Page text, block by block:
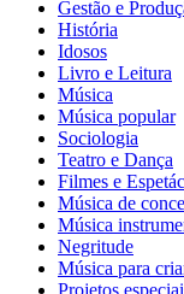
Gestão e
História
Idosos
Livro e Leitura
Música
Música popular
Sociologia
Teatro e Dança
Filmes e
Música de
Música
Negritude
Música para
Projetos